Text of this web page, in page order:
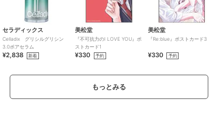
セラディックス
Celladix グリシルグリシン
3.0ポアセラム
¥2,838 新着
美松堂
『不可抗力のI LOVE YOU』ポ
ストカード1
¥330 予約
美松堂
『Re:blue』ポストカード3
¥330 予約
もっとみる